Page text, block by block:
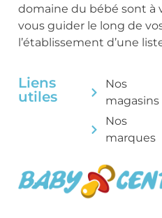
domaine du bébé sont à
vous guider le long de
l’établissement d’une
Liens
utiles
Nos
magasins
Nos
marques